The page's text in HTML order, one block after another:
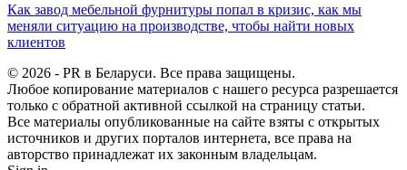
Как завод мебельной фурнитуры попал в кризис, как мы
меняли ситуацию на производстве, чтобы найти новых
клиентов
© 2026 - PR в Беларуси. Все права защищены.
Любое копирование материалов с нашего ресурса разрешается
только с обратной активной ссылкой на страницу статьи.
Все материалы опубликованные на сайте взяты с открытых
источников и других порталов интернета, все права на
авторство принадлежат их законным владельцам.